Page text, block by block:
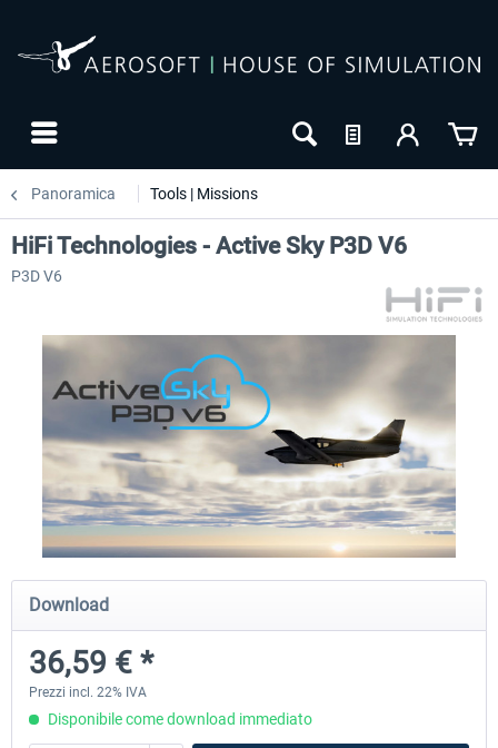
Panoramica Tools | Missions
NUOVO
FSDG - Flight Suite Pro
10,24 € *
Traffic Global for P3D &
HiFi Technologies - Active Sky P3D V6
P3D V6
Download
36,59 € *
Prezzi incl. 22% IVA
Disponibile come download immediato